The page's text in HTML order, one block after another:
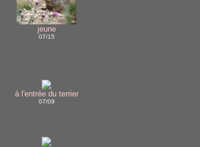
jeune
07/15
à l'entrée du terrier
07/09